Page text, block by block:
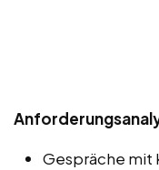
Gespräche mit